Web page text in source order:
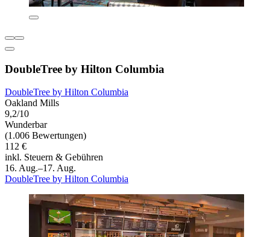
DoubleTree by Hilton Columbia
DoubleTree by Hilton Columbia
Oakland Mills
9,2/10
Wunderbar
(1.006 Bewertungen)
112 €
inkl. Steuern & Gebühren
16. Aug.–17. Aug.
DoubleTree by Hilton Columbia